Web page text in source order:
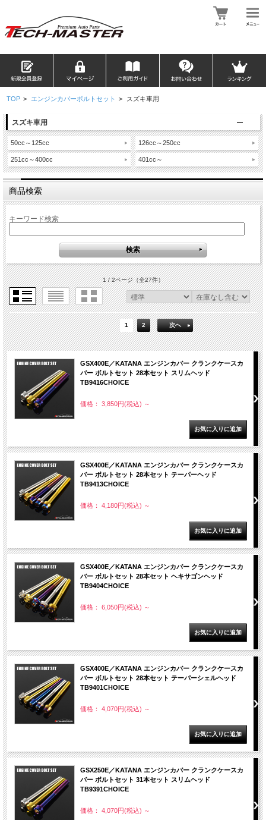
TOP > エンジンカバーボルトセット > スズキ車用
スズキ車用
50cc～125cc
251cc～400cc
126cc～250cc
401cc～
商品検索
キーワード検索
1 / 2ページ（全27件）
1 2 次へ
GSX400E／KATANA エンジンカバー クランクケースカ
バー ボルトセット 28本セット スリムヘッド
TB9416CHOICE
価格： 3,850円(税込) ～
GSX400E／KATANA エンジンカバー クランクケースカ
バー ボルトセット 28本セット テーパーヘッド
TB9413CHOICE
価格： 4,180円(税込) ～
GSX400E／KATANA エンジンカバー クランクケースカ
バー ボルトセット 28本セット ヘキサゴンヘッド
TB9404CHOICE
価格： 6,050円(税込) ～
GSX400E／KATANA エンジンカバー クランクケースカ
バー ボルトセット 28本セット テーパーシェルヘッド
TB9401CHOICE
価格： 4,070円(税込) ～
GSX250E／KATANA エンジンカバー クランクケースカ
バー ボルトセット 31本セット スリムヘッド
TB9391CHOICE
価格： 4,070円(税込) ～